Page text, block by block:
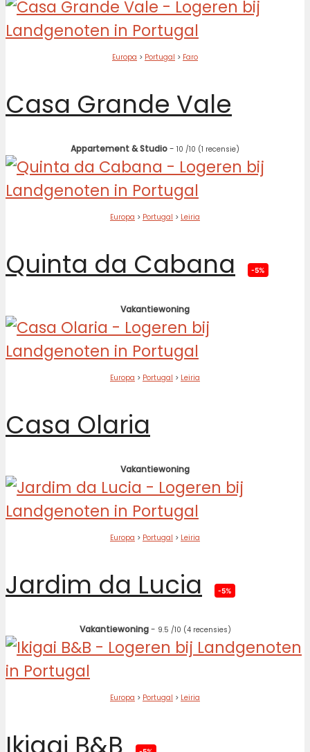
Europa > Portugal > Faro
Casa Grande Vale
Appartement & Studio- 10 /10 (1 recensie)
Europa > Portugal > Leiria
Quinta da Cabana -5%
Vakantiewoning
Europa > Portugal > Leiria
Casa Olaria
Vakantiewoning
Europa > Portugal > Leiria
Jardim da Lucia -5%
Vakantiewoning- 9.5 /10 (4 recensies)
Europa > Portugal > Leiria
Ikigai B&B